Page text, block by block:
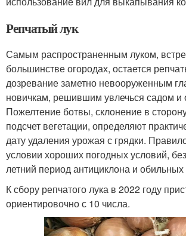
Репчатый лук
Самым распространенным луком,
большинстве огородах, остается
дозревание заметно невооруженным
новичкам, решившим увлечься садом и
Пожелтение ботвы, склонение в
подсчет вегетации, определяют
дату удаления урожая с грядки.
условии хороших погодных условий,
летний период антициклона и
К сбору репчатого лука в 2022 году
ориентировочно с 10 числа.